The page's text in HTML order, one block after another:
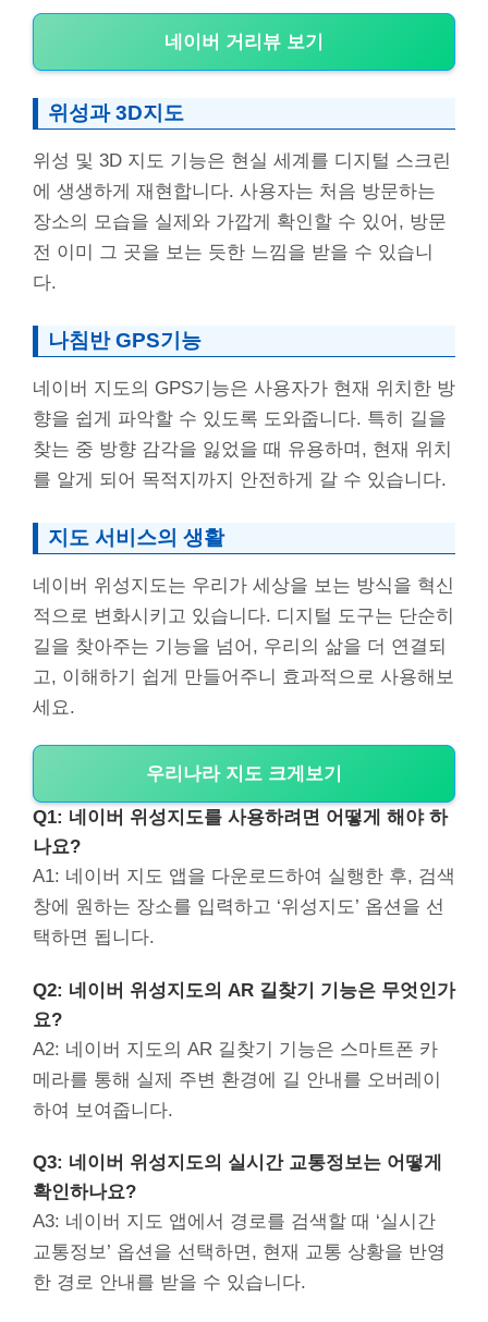
네이버 거리뷰 보기
위성과 3D지도
위성 및 3D 지도 기능은 현실 세계를 디지털 스크린
에 생생하게 재현합니다. 사용자는 처음 방문하는
장소의 모습을 실제와 가깝게 확인할 수 있어, 방문
전 이미 그 곳을 보는 듯한 느낌을 받을 수 있습니
다.
나침반 GPS기능
네이버 지도의 GPS기능은 사용자가 현재 위치한 방
향을 쉽게 파악할 수 있도록 도와줍니다. 특히 길을
찾는 중 방향 감각을 잃었을 때 유용하며, 현재 위치
를 알게 되어 목적지까지 안전하게 갈 수 있습니다.
지도 서비스의 생활
네이버 위성지도는 우리가 세상을 보는 방식을 혁신
적으로 변화시키고 있습니다. 디지털 도구는 단순히
길을 찾아주는 기능을 넘어, 우리의 삶을 더 연결되
고, 이해하기 쉽게 만들어주니 효과적으로 사용해보
세요.
우리나라 지도 크게보기
Q1: 네이버 위성지도를 사용하려면 어떻게 해야 하
나요?
A1: 네이버 지도 앱을 다운로드하여 실행한 후, 검색
창에 원하는 장소를 입력하고 ‘위성지도’ 옵션을 선
택하면 됩니다.
Q2: 네이버 위성지도의 AR 길찾기 기능은 무엇인가
요?
A2: 네이버 지도의 AR 길찾기 기능은 스마트폰 카
메라를 통해 실제 주변 환경에 길 안내를 오버레이
하여 보여줍니다.
Q3: 네이버 위성지도의 실시간 교통정보는 어떻게
확인하나요?
A3: 네이버 지도 앱에서 경로를 검색할 때 ‘실시간
교통정보’ 옵션을 선택하면, 현재 교통 상황을 반영
한 경로 안내를 받을 수 있습니다.